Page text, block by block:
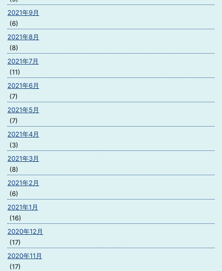
2021年9月
(6)
2021年8月
(8)
2021年7月
(11)
2021年6月
(7)
2021年5月
(7)
2021年4月
(3)
2021年3月
(8)
2021年2月
(6)
2021年1月
(16)
2020年12月
(17)
2020年11月
(17)